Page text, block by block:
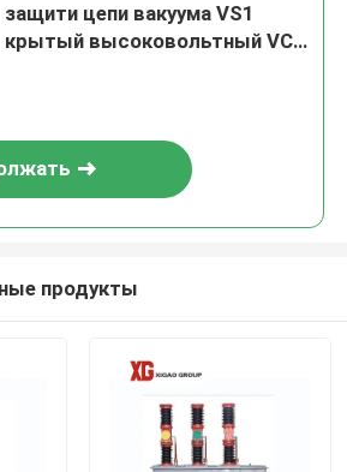
защити цепи вакуума VS1
крытый высоковольтный VCB
продукты